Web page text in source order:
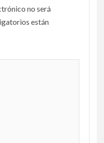
no será
están